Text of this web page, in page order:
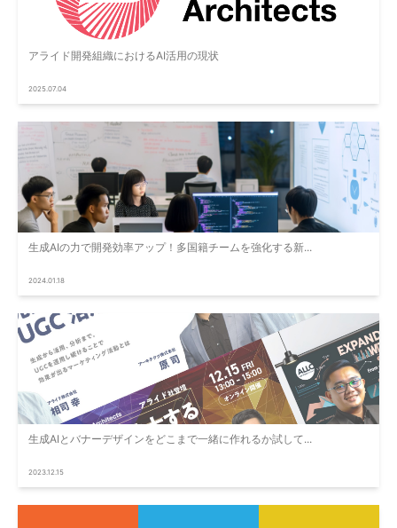
アライド開発組織におけるAI活用の現状
2025.07.04
生成AIの力で開発効率アップ！多国籍チームを強化する新...
2024.01.18
生成AIとバナーデザインをどこまで一緒に作れるか試して...
2023.12.15